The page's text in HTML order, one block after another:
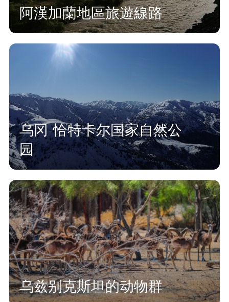
阿漢加蘭地區旅遊線路
乌冈-恰特卡尔国家自然公
园
乌兹别克斯坦的动物群